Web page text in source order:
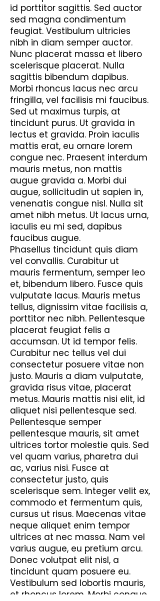
id porttitor sagittis. Sed auctor
sed magna condimentum
feugiat. Vestibulum ultricies
nibh in diam semper auctor.
Nunc placerat massa et libero
scelerisque placerat. Nulla
sagittis bibendum dapibus.
Morbi rhoncus lacus nec arcu
fringilla, vel facilisis mi faucibus.
Sed ut maximus turpis, at
tincidunt purus. Ut gravida in
lectus et gravida. Proin iaculis
mattis erat, eu ornare lorem
congue nec. Praesent interdum
mauris metus, non mattis
augue gravida a. Morbi dui
augue, sollicitudin ut sapien in,
venenatis congue nisl. Nulla sit
amet nibh metus. Ut lacus urna,
iaculis eu mi sed, dapibus
faucibus augue.
Phasellus tincidunt quis diam
vel convallis. Curabitur ut
mauris fermentum, semper leo
et, bibendum libero. Fusce quis
vulputate lacus. Mauris metus
tellus, dignissim vitae facilisis a,
porttitor nec nibh. Pellentesque
placerat feugiat felis a
accumsan. Ut id tempor felis.
Curabitur nec tellus vel dui
consectetur posuere vitae non
justo. Mauris a diam vulputate,
gravida risus vitae, placerat
metus. Mauris mattis nisi elit, id
aliquet nisi pellentesque sed.
Pellentesque semper
pellentesque mauris, sit amet
ultrices tortor molestie quis. Sed
vel quam varius, pharetra dui
ac, varius nisi. Fusce at
consectetur justo, quis
scelerisque sem. Integer velit ex,
commodo et fermentum quis,
cursus ut risus. Maecenas vitae
neque aliquet enim tempor
ultrices at nec massa. Nam vel
varius augue, eu pretium arcu.
Donec volutpat elit nisl, a
tincidunt quam posuere eu.
Vestibulum sed lobortis mauris,
et rhoncus lorem. Morbi congue